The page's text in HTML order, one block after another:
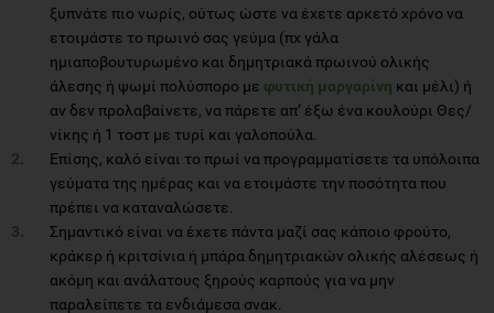
ξυπνάτε πιο νωρίς, ούτως ώστε να έχετε αρκετό χρόνο να
ετοιμάστε το πρωινό σας γεύμα (πχ γάλα
ημιαποβουτυρωμένο και δημητριακά πρωινού ολικής
άλεσης ή ψωμί πολύσπορο με φυτική μαργαρίνη και μέλι) ή
αν δεν προλαβαίνετε, να πάρετε απ’ έξω ένα κουλούρι Θες/
νίκης ή 1 τοστ με τυρί και γαλοπούλα.
Επίσης, καλό είναι το πρωί να προγραμματίσετε τα υπόλοιπα
γεύματα της ημέρας και να ετοιμάστε την ποσότητα που
πρέπει να καταναλώσετε.
Σημαντικό είναι να έχετε πάντα μαζί σας κάποιο φρούτο,
κράκερ ή κριτσίνια ή μπάρα δημητριακών ολικής αλέσεως ή
ακόμη και ανάλατους ξηρούς καρπούς για να μην
παραλείπετε τα ενδιάμεσα σνακ.